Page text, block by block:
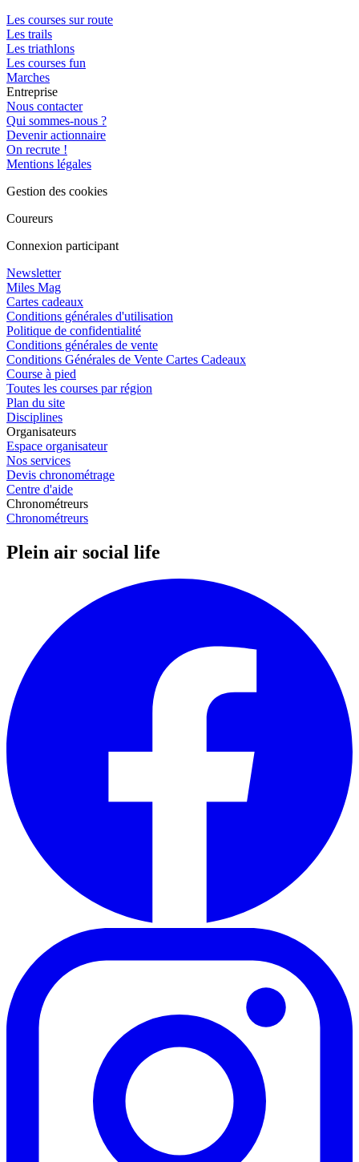
Les courses sur route
Les trails
Les triathlons
Les courses fun
Marches
Entreprise
Nous contacter
Qui sommes-nous ?
Devenir actionnaire
On recrute !
Mentions légales
Gestion des cookies
Coureurs
Connexion participant
Newsletter
Miles Mag
Cartes cadeaux
Conditions générales d'utilisation
Politique de confidentialité
Conditions générales de vente
Conditions Générales de Vente Cartes Cadeaux
Course à pied
Toutes les courses par région
Plan du site
Disciplines
Organisateurs
Espace organisateur
Nos services
Devis chronométrage
Centre d'aide
Chronométreurs
Chronométreurs
Plein air social life